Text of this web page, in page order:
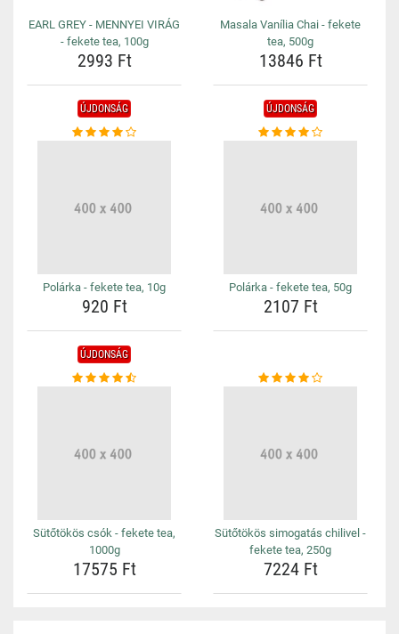
EARL GREY - MENNYEI VIRÁG
- fekete tea, 100g
2993 Ft
Masala Vanília Chai - fekete
tea, 500g
13846 Ft
ÚJDONSÁG
Polárka - fekete tea, 10g
920 Ft
ÚJDONSÁG
Polárka - fekete tea, 50g
2107 Ft
ÚJDONSÁG
Sütőtökös csók - fekete tea,
1000g
17575 Ft
Sütőtökös simogatás chilivel -
fekete tea, 250g
7224 Ft